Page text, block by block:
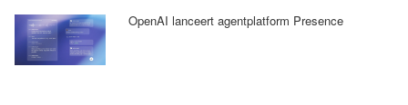
OpenAI lanceert agentplatform Presence